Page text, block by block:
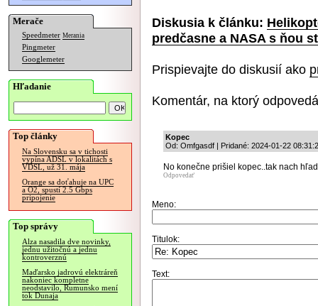
Merače
Speedmeter Merania
Pingmeter
Googlemeter
Hľadanie
Top články
Na Slovensku sa v tichosti
vypína ADSL v lokalitách s
VDSL, už 31. mája
Orange sa doťahuje na UPC
a O2, spustí 2.5 Gbps
pripojenie
Top správy
Alza nasadila dve novinky,
jednu užitočnú a jednu
kontroverznú
Maďarsko jadrovú elektráreň
nakoniec kompletne
neodstavilo, Rumunsko mení
tok Dunaja
Diskusia k článku:
predčasne a NASA s ňou
Prispievajte do diskusií ako
Komentár, na ktorý
Kopec
Od: Omfgasdf | Pridané: 2024-01-22
No konečne prišiel kopec..tak nach
Odpovedať
Meno:
Titulok:
Text: